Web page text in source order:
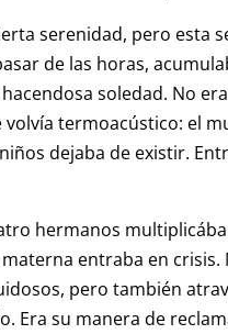
serenidad, pero esta
de las horas,
soledad. No
volvía termoacústico: el
dejaba de existir.
hermanos
entraba en
pero también
Era su manera de